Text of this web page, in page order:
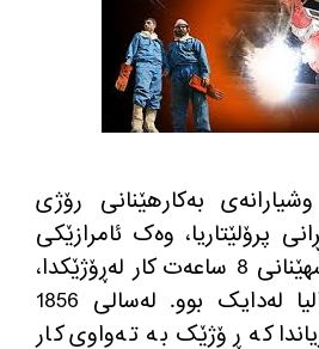
بەکارهێنانی رۆژی
پرۆلێتاریا، وەک ئامرازێکی
ساعەت کار لەڕۆژێکدا،
لەدایک بوو. لەسالی
کە ڕۆژێک بە تەواوی کار